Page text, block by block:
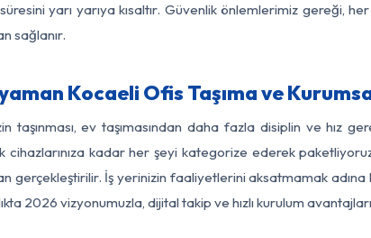
yarı yarıya kısaltır. Güvenlik önlemlerimiz gereği,
sağlanır.
Kocaeli Ofis Taşıma ve
taşınması, ev taşımasından daha fazla disiplin ve hız
cihazlarınıza kadar her şeyi kategorize ederek
gerçekleştirilir. İş yerinizin faaliyetlerini aksatmamak
2026 vizyonumuzla, dijital takip ve hızlı kurulum